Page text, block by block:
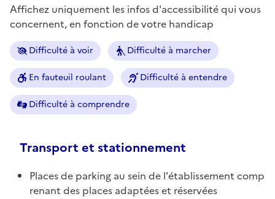
Affichez uniquement les infos d'accessibilité qui vous
concernent, en fonction de votre handicap
Difficulté à voir Difficulté à marcher
En fauteuil roulant Difficulté à entendre
Difficulté à comprendre
Transport et stationnement
Places de parking au sein de l'établissement comp
renant des places adaptées et réservées